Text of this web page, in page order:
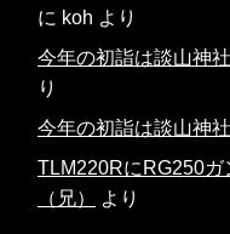
に koh より
今年の初詣は談山神
り
今年の初詣は談山神
TLM220RにRG250ガ
（兄）
より